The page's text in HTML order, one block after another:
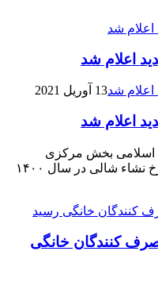
اعلام شد
13 آوریل 2021
اعلام شد
اسلامی بخش مرکزی
شهرستان محمودآباد از اعلام نرخ نشاء شالی در سال ۱۴۰۰
كنندگان خانگی